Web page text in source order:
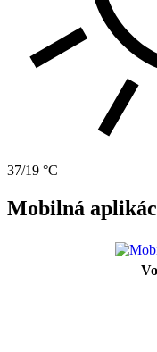
37/19 °C
Mobilná